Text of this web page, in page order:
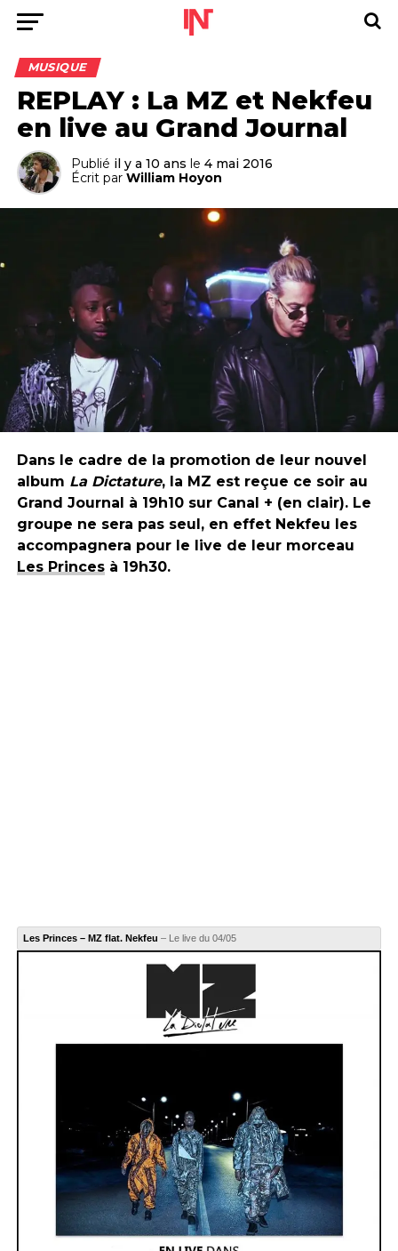
MUSIQUE
REPLAY : La MZ et Nekfeu
en live au Grand Journal
Publié il y a 10 ans le 4 mai 2016
Écrit par William Hoyon
Dans le cadre de la promotion de leur nouvel
album La Dictature, la MZ est reçue ce soir au
Grand Journal à 19h10 sur Canal + (en clair). Le
groupe ne sera pas seul, en effet Nekfeu les
accompagnera pour le live de leur morceau
Les Princesà 19h30.
Les Princes – MZ flat. Nekfeu – Le live du 04/05